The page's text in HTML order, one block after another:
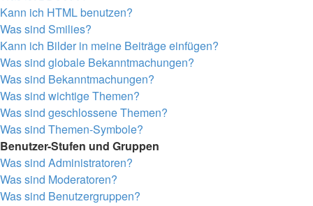
Kann ich HTML benutzen?
Was sind Smilies?
Kann ich Bilder in meine Beiträge einfügen?
Was sind globale Bekanntmachungen?
Was sind Bekanntmachungen?
Was sind wichtige Themen?
Was sind geschlossene Themen?
Was sind Themen-Symbole?
Benutzer-Stufen und Gruppen
Was sind Administratoren?
Was sind Moderatoren?
Was sind Benutzergruppen?